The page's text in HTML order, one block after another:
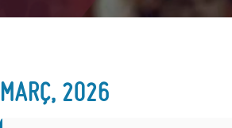
MARÇ, 2026